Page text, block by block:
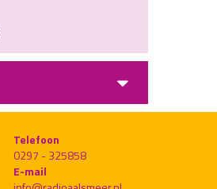
Telefoon
0297 - 325858
E-mail